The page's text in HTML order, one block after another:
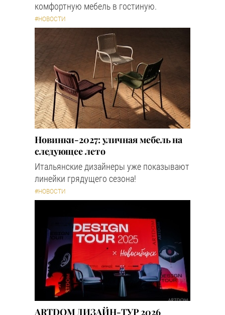
комфортную мебель в гостиную.
#НОВОСТИ
Новинки-2027: уличная мебель на
следующее лето
Итальянские дизайнеры уже показывают
линейки грядущего сезона!
#НОВОСТИ
ARTDOM ДИЗАЙН-ТУР 2026